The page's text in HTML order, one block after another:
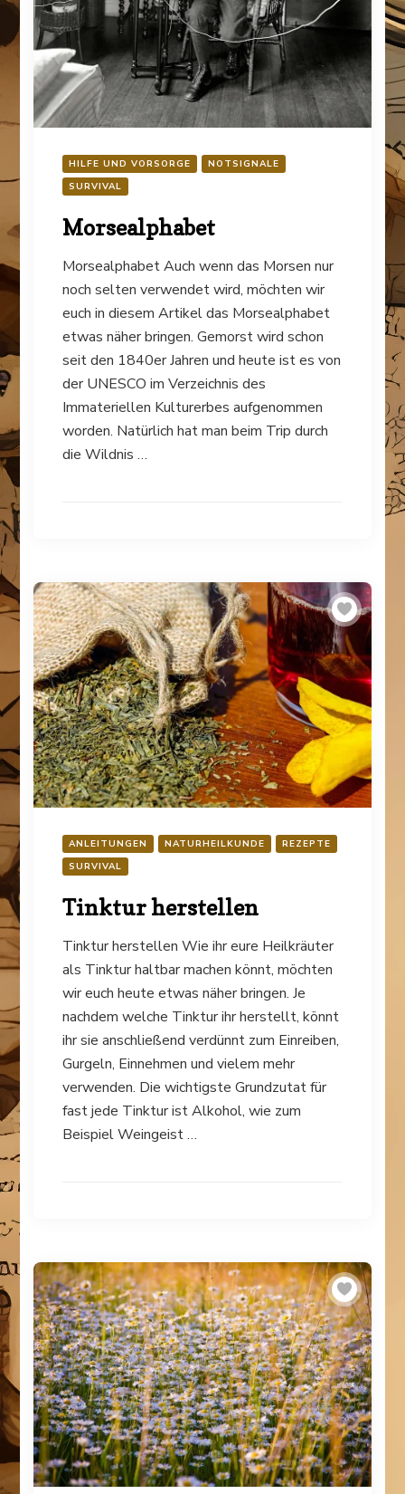
HILFE UND VORSORGE
NOTSIGNALE
SURVIVAL
Morsealphabet
Morsealphabet Auch wenn das Morsen nur
noch selten verwendet wird, möchten wir
euch in diesem Artikel das Morsealphabet
etwas näher bringen. Gemorst wird schon
seit den 1840er Jahren und heute ist es von
der UNESCO im Verzeichnis des
Immateriellen Kulturerbes aufgenommen
worden. Natürlich hat man beim Trip durch
die Wildnis …
ANLEITUNGEN NATURHEILKUNDE
REZEPTE
SURVIVAL
Tinktur herstellen
Tinktur herstellen Wie ihr eure Heilkräuter
als Tinktur haltbar machen könnt, möchten
wir euch heute etwas näher bringen. Je
nachdem welche Tinktur ihr herstellt, könnt
ihr sie anschließend verdünnt zum Einreiben,
Gurgeln, Einnehmen und vielem mehr
verwenden. Die wichtigste Grundzutat für
fast jede Tinktur ist Alkohol, wie zum
Beispiel Weingeist …